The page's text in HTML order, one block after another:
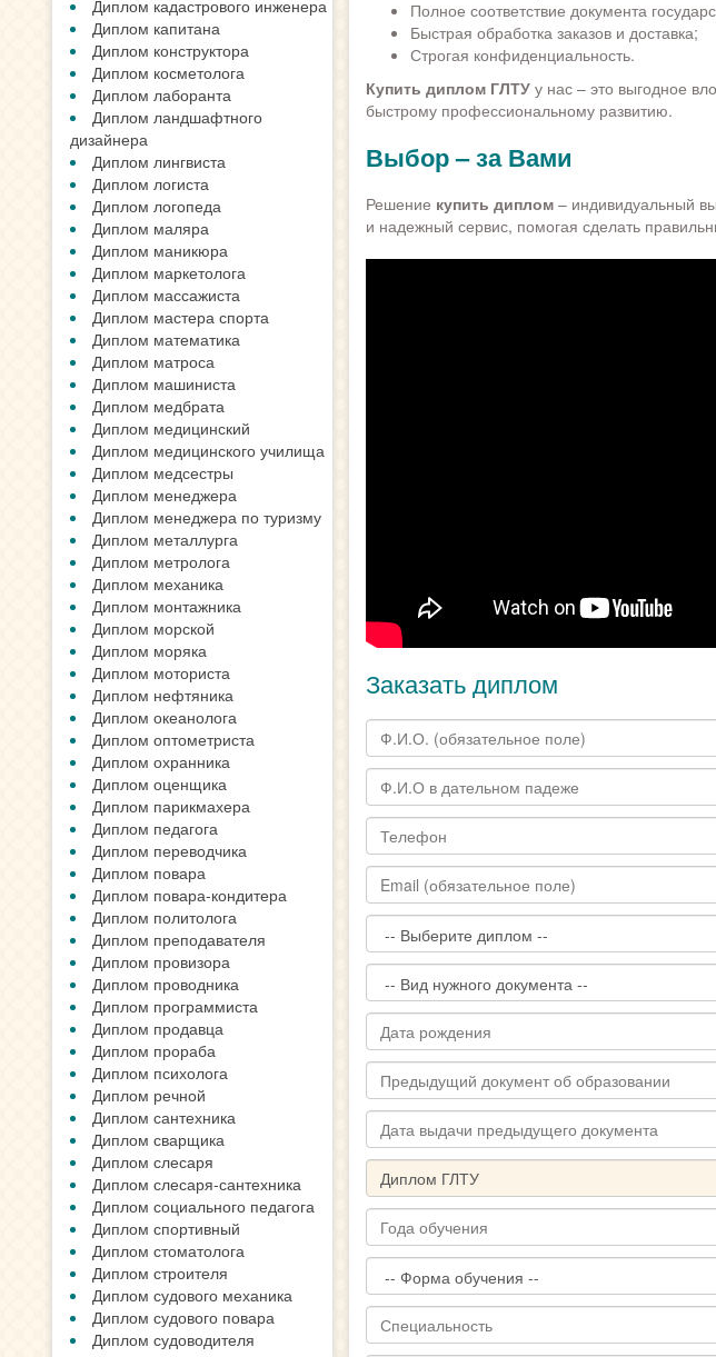
Диплом кадастрового инженера
Диплом капитана
Диплом конструктора
Диплом косметолога
Диплом лаборанта
Диплом ландшафтного
дизайнера
Диплом лингвиста
Диплом логиста
Диплом логопеда
Диплом маляра
Диплом маникюра
Диплом маркетолога
Диплом массажиста
Диплом мастера спорта
Диплом математика
Диплом матроса
Диплом машиниста
Диплом медбрата
Диплом медицинский
Диплом медицинского училища
Диплом медсестры
Диплом менеджера
Диплом менеджера по туризму
Диплом металлурга
Диплом метролога
Диплом механика
Диплом монтажника
Диплом морской
Диплом моряка
Диплом моториста
Диплом нефтяника
Диплом океанолога
Диплом оптометриста
Диплом охранника
Диплом оценщика
Диплом парикмахера
Диплом педагога
Диплом переводчика
Диплом повара
Диплом повара-кондитера
Диплом политолога
Диплом преподавателя
Диплом провизора
Диплом проводника
Диплом программиста
Диплом продавца
Диплом прораба
Диплом психолога
Диплом речной
Диплом сантехника
Диплом сварщика
Диплом слесаря
Диплом слесаря-сантехника
Диплом социального педагога
Диплом спортивный
Диплом стоматолога
Диплом строителя
Диплом судового механика
Диплом судового повара
Диплом судоводителя
Полное соответствие документа
Быстрая обработка заказов и доставка;
Строгая конфиденциальность.
Купить диплом ГЛТУу нас – это выгодное
быстрому профессиональному развитию.
Выбор – за Вами
Решение купить диплом– индивидуальный
и надежный сервис, помогая сделать
Заказать диплом